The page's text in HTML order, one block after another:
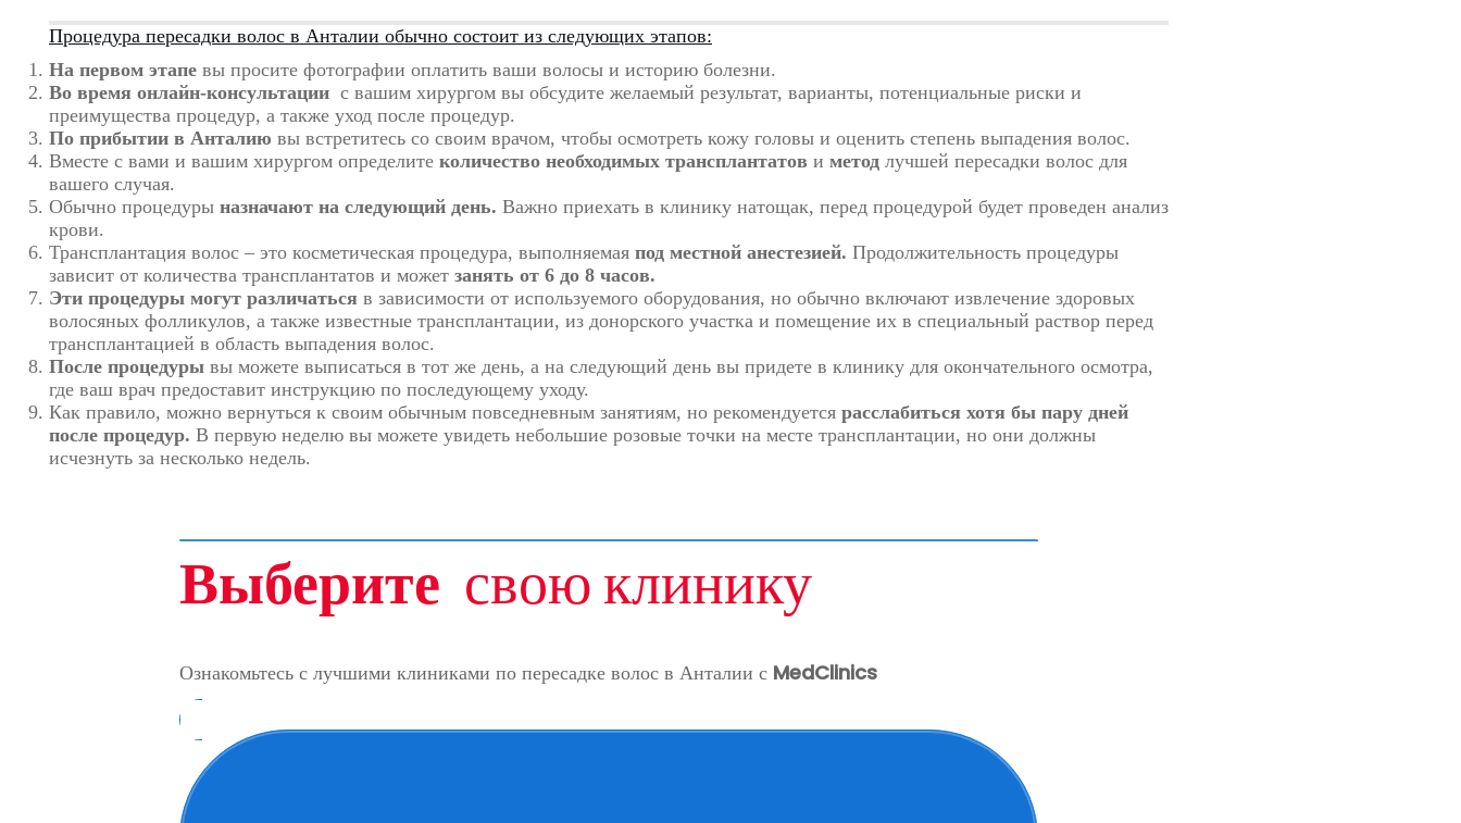
Процедура пересадки волос в Анталии обычно состоит из следующих этапов:
На первом этапе вы просите фотографии оплатить ваши волосы и историю болезни.
Во время онлайн-консультации с вашим хирургом вы обсудите желаемый результат, варианты, потенциальные риски и
преимущества процедур, а также уход после процедур.
По прибытии в Анталию вы встретитесь со своим врачом, чтобы осмотреть кожу головы и оценить степень выпадения волос.
Вместе с вами и вашим хирургом определите количество необходимых трансплантатов и метод лучшей пересадки волос для
вашего случая.
Обычно процедуры назначают на следующий день. Важно приехать в клинику натощак, перед процедурой будет проведен анализ
крови.
Трансплантация волос – это косметическая процедура, выполняемая под местной анестезией. Продолжительность процедуры
зависит от количества трансплантатов и может занять от 6 до 8 часов.
Эти процедуры могут различаться в зависимости от используемого оборудования, но обычно включают извлечение здоровых
волосяных фолликулов, а также известные трансплантации, из донорского участка и помещение их в специальный раствор перед
трансплантацией в область выпадения волос.
После процедуры вы можете выписаться в тот же день, а на следующий день вы придете в клинику для окончательного осмотра,
где ваш врач предоставит инструкцию по последующему уходу.
Как правило, можно вернуться к своим обычным повседневным занятиям, но рекомендуется расслабиться хотя бы пару дней
после процедур. В первую неделю вы можете увидеть небольшие розовые точки на месте трансплантации, но они должны
исчезнуть за несколько недель.
Выберите свою клинику
Ознакомьтесь с лучшими клиниками по пересадке волос в Анталии с MedClinics